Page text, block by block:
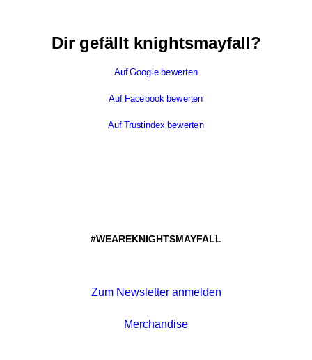
Dir gefällt knightsmayfall?
Auf Google bewerten
Auf Facebook bewerten
Auf Trustindex bewerten
#WEAREKNIGHTSMAYFALL
Zum Newsletter anmelden
Merchandise